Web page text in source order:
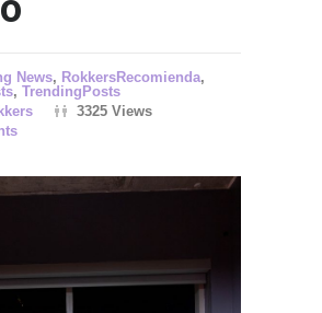
News, RokkersRecomienda,
, TrendingPosts
3325 Views